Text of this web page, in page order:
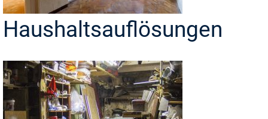
Haushaltsauflösungen